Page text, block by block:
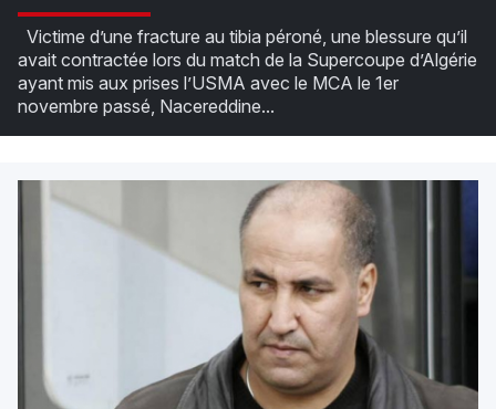
Victime d’une fracture au tibia péroné, une blessure qu’il
avait contractée lors du match de la Supercoupe d’Algérie
ayant mis aux prises l’USMA avec le MCA le 1er
novembre passé, Nacereddine...